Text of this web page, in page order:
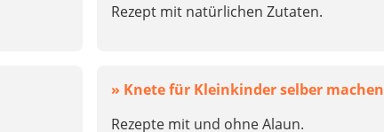
Rezept mit natürlichen Zutaten.
» Knete für Kleinkinder selber machen
Rezepte mit und ohne Alaun.